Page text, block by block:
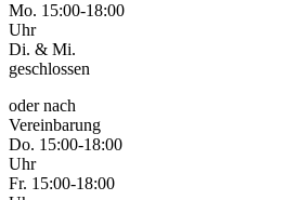
Mo. 15:00-18:00
Uhr
Di. & Mi.
geschlossen
oder nach
Vereinbarung
Do. 15:00-18:00
Uhr
Fr. 15:00-18:00